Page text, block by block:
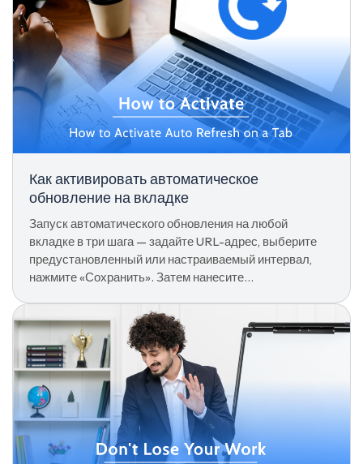
Как активировать автоматическое
обновление на вкладке
Запуск автоматического обновления на любой
вкладке в три шага — задайте URL-адрес, выберите
предустановленный или настраиваемый интервал,
нажмите «Сохранить». Затем нанесите
или остановитесь при взаимодействии.